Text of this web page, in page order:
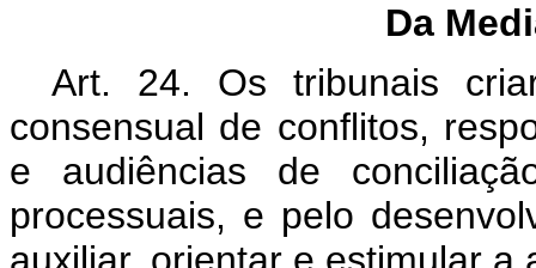
Da
Art. 24. Os tribunais
consensual de conflitos,
e audiências de
processuais, e pelo